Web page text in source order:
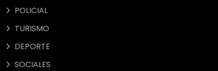
POLICIAL
TURISMO
DEPORTE
SOCIALES